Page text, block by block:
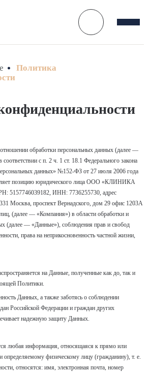
Политика
обработки персональных данных (далее —
с п. 2 ч. 1 ст. 18.1 Федерального закона
данных» №152-ФЗ от 27 июля 2006 года
позицию юридического лица ООО «КЛИНИКА
ИНН: 7736255730, адрес
Москва, проспект Вернадского, дом 29 офис 1203А
(далее — «Компания») в области обработки и
(далее — «Данные»), соблюдения прав и свобод
права на неприкосновенность частной жизни,
на Данные, полученные как до, так и
Политики.
Данных, а также заботясь о соблюдении
Российской Федерации и граждан других
надежную защиту Данных.
любая информация, относящаяся к прямо или
определяемому физическому лицу (гражданину), т. е.
относятся: имя, электронная почта, номер